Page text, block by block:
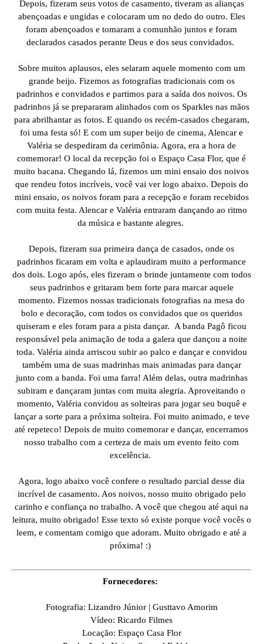
Depois, fizeram seus votos de casamento, tiveram as alianças
abençoadas e ungidas e colocaram um no dedo do outro. Eles
foram abençoados e tomaram a comunhão juntos e foram
declarados casados perante Deus e dos seus convidados.
Sobre muitos aplausos, eles selaram aquele momento com um
grande beijo. Fizemos as fotografias tradicionais com os
padrinhos e convidados e partimos para a saída dos noivos. Os
padrinhos já se prepararam alinhados com os Sparkles nas mãos
para abrilhantar as fotos. E quando os recém-casados chegaram,
foi uma festa só! E com um super beijo de cinema, Alencar e
Valéria se despediram da cerimônia. Agora, era a hora de
comemorar! O local da recepção foi o Espaço Casa Flor, que é
muito bacana. Chegando lá, fizemos um mini ensaio dos noivos
que rendeu fotos incríveis, você vai ver logo abaixo. Depois do
mini ensaio, os noivos foram para a recepção e foram recebidos
com muita festa. Alencar e Valéria entraram dançando ao ritmo
da música e bastante alegres.
Depois, fizeram sua primeira dança de casados, onde os
padrinhos ficaram em volta e aplaudiram muito a performance
dos dois. Logo após, eles fizeram o brinde juntamente com todos
seus padrinhos e gritaram bem forte para marcar aquele
momento. Fizemos nossas tradicionais fotografias na mesa do
bolo e decoração, com todos os convidados que os queridos
quiseram e eles foram para a pista dançar. A banda Pagô ficou
responsável pela animação de toda a galera que dançou a noite
toda. Valéria ainda arriscou subir ao palco e dançar e convidou
também uma de suas madrinhas mais animadas para dançar
junto com a banda. Foi uma farra! Além delas, outra madrinhas
subiram e dançaram juntas com muita alegria. Aproveitando o
momento, Valéria convidou as solteiras para jogar seu buquê e
lançar a sorte para a próxima solteira. Foi muito animado, e teve
até repeteco! Depois de muito comemorar e dançar, encerramos
nosso trabalho com a certeza de mais um evento feito com
excelência.
Agora, logo abaixo você confere o resultado parcial desse dia
incrível de casamento. Aos noivos, nosso muito obrigado pelo
carinho e confiança no trabalho. A você que chegou até aqui na
leitura, muito obrigado! Esse texto só existe porque você vocês o
leem, e comentam comigo que adoram. Muito obrigado e até a
próxima! :)
Fornecedores:
Fotografia: Lizandro Júnior | Gusttavo Amorim
Vídeo: Ricardo Filmes
Locação: Espaço Casa Flor